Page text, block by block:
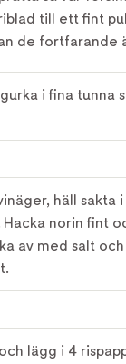
till ett fint
de fortfarande
i fina tunna
häll sakta
norin fint
av med salt
lägg i 4